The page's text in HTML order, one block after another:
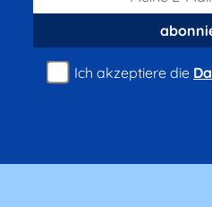
Ich akzeptiere die